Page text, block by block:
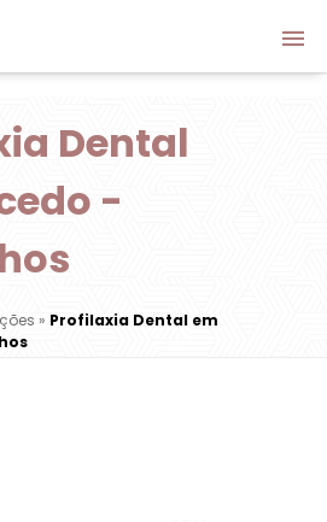
Dental
-
» Profilaxia Dental em